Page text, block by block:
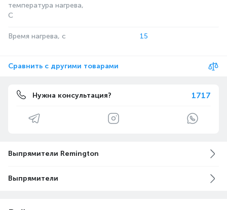
температура нагрева,
С
Время нагрева, с 15
Сравнить с другими товарами
Нужна консультация? 1717
Выпрямители Remington
Выпрямители